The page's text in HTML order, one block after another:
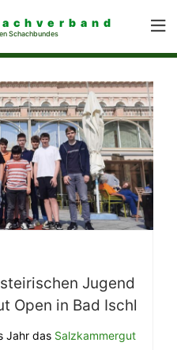
Schachbundes
Jugend
Open in Bad Ischl
Jahr das Salzkammergut